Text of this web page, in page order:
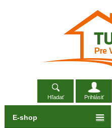
Hľadať Prihlásiť
E-shop